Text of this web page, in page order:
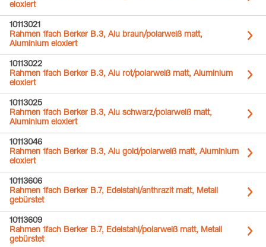
eloxiert
10113021
Rahmen 1fach Berker B.3, Alu braun/polarweiß matt,
Aluminium eloxiert
10113022
Rahmen 1fach Berker B.3, Alu rot/polarweiß matt, Aluminium
eloxiert
10113025
Rahmen 1fach Berker B.3, Alu schwarz/polarweiß matt,
Aluminium eloxiert
10113046
Rahmen 1fach Berker B.3, Alu gold/polarweiß matt, Aluminium
eloxiert
10113606
Rahmen 1fach Berker B.7, Edelstahl/anthrazit matt, Metall
gebürstet
10113609
Rahmen 1fach Berker B.7, Edelstahl/polarweiß matt, Metall
gebürstet